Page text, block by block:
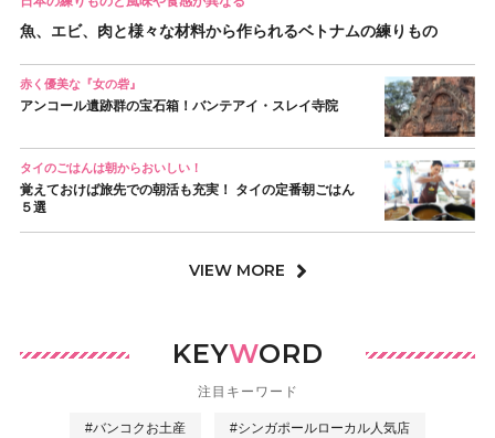
魚、エビ、肉と様々な材料から作られるベトナムの練りもの
赤く優美な『女の砦』
アンコール遺跡群の宝石箱！バンテアイ・スレイ寺院
タイのごはんは朝からおいしい！
覚えておけば旅先での朝活も充実！ タイの定番朝ごはん
５選
VIEW MORE
KEYWORD
注目キーワード
#バンコクお土産 #シンガポールローカル人気店